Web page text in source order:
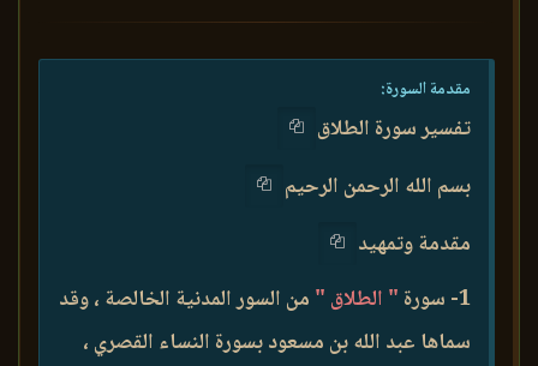
مقدمة السورة:
تفسير سورة الطلاق
بسم الله الرحمن الرحيم
مقدمة وتمهيد
1- سورة
" الطلاق " من السور المدنية الخالصة ، وقد
سماها عبد الله بن مسعود بسورة النساء القصري ،